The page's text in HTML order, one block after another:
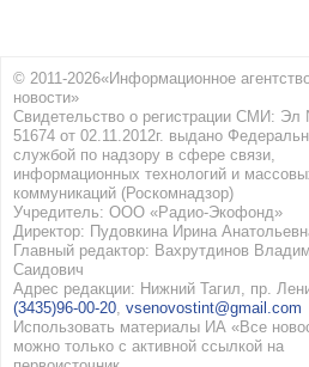
© 2011-2026«Информационное
новости»
Свидетельство о регистрации СМИ:
51674 от 02.11.2012г. выдано
службой по надзору в сфере связи,
информационных технологий и
коммуникаций (Роскомнадзор)
Учредитель: ООО «Радио-Экофонд»
Директор: Пудовкина Ирина
Главный редактор: Вахрутдинов
Саидович
Адрес редакции: Нижний Тагил, пр.
(3435)96-00-20, vsenovostint@gmail.com
Использовать материалы ИА «Все
можно только с активной ссылкой на